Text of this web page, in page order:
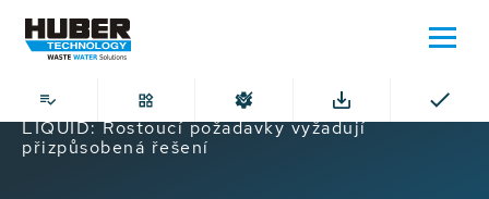
Domů
Nový produkt HUBER Bubnové síto
LIQUID: Rostoucí požadavky vyžadují
přizpůsobená řešení